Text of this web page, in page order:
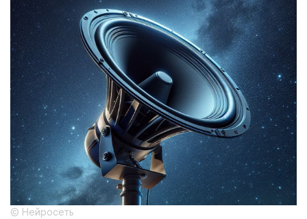
© Нейросеть